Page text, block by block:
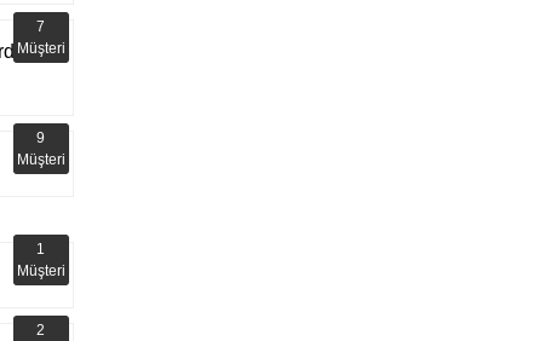
7
Müşteri
9
Müşteri
1
Müşteri
2